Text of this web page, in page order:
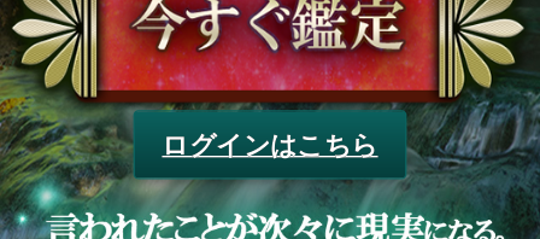
ログインはこちら